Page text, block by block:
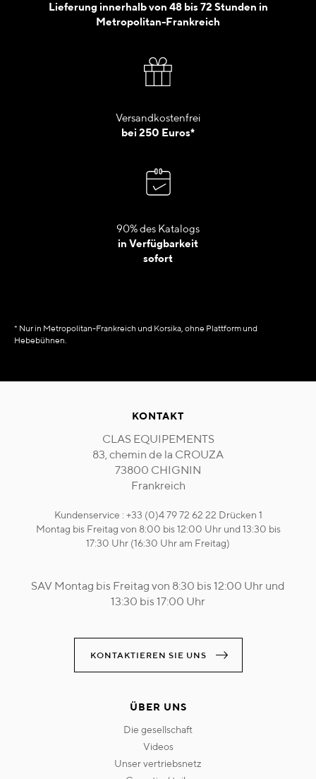
Lieferung innerhalb von 48 bis 72 Stunden in
Metropolitan-Frankreich
Versandkostenfrei
bei 250 Euros*
90% des Katalogs
in Verfügbarkeit
sofort
* Nur in Metropolitan-Frankreich und Korsika, ohne Plattform und
Hebebühnen.
KONTAKT
CLAS EQUIPEMENTS
83, chemin de la CROUZA
73800 CHIGNIN
Frankreich
Kundenservice : +33 (0)4 79 72 62 22 Drücken 1
Montag bis Freitag von 8:00 bis 12:00 Uhr und 13:30 bis
17:30 Uhr (16:30 Uhr am Freitag)
SAV Montag bis Freitag von 8:30 bis 12:00 Uhr und
13:30 bis 17:00 Uhr
KONTAKTIEREN SIE UNS
ÜBER UNS
die gesellschaft
videos
unser vertriebsnetz